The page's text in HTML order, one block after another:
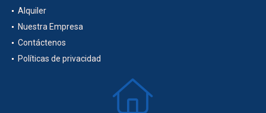
Alquiler
Nuestra Empresa
Contáctenos
Políticas de privacidad